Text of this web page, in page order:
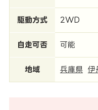
駆動方式 2WD
自走可否 可能
地域 兵庫県 伊